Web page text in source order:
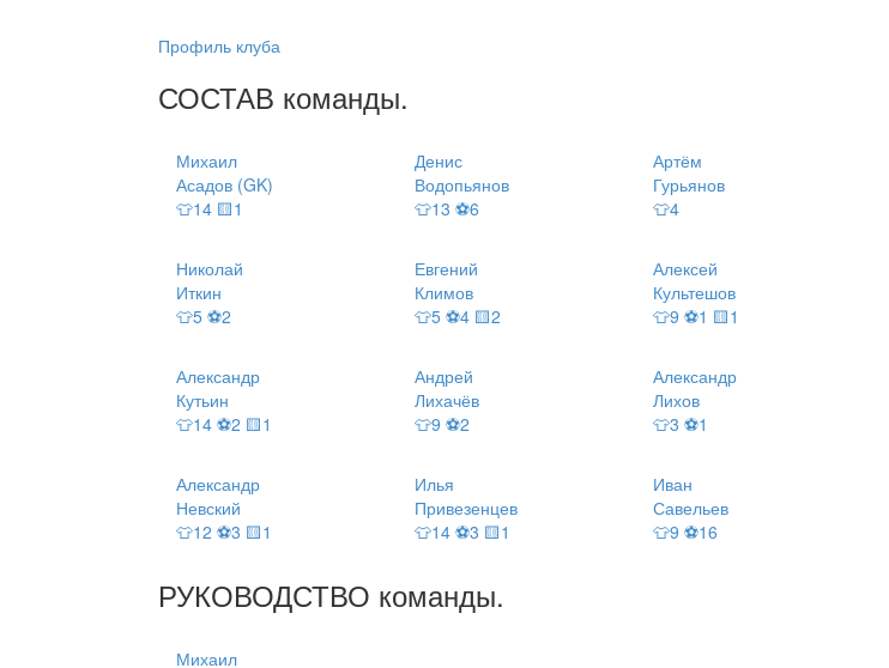
Профиль клуба
СОСТАВ команды.
Михаил
Асадов (GK)
👕14 🟨1
Денис
Водопьянов
👕13 ⚽6
Артём
Гурьянов
👕4
Николай
Иткин
👕5 ⚽2
Евгений
Климов
👕5 ⚽4 🟨2
Алексей
Культешов
👕9 ⚽1 🟨1
Александр
Кутьин
👕14 ⚽2 🟨1
Андрей
Лихачёв
👕9 ⚽2
Александр
Лихов
👕3 ⚽1
Александр
Невский
👕12 ⚽3 🟨1
Илья
Привезенцев
👕14 ⚽3 🟨1
Иван
Савельев
👕9 ⚽16
РУКОВОДСТВО команды.
Михаил